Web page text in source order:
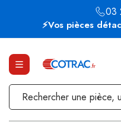
⚡Vos pièces
03